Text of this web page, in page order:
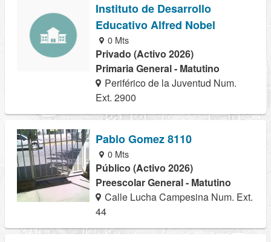
Instituto de Desarrollo
Educativo Alfred Nobel
0 Mts
Privado (Activo 2026)
Primaria General - Matutino
Periférico de la Juventud Num.
Ext. 2900
Pablo Gomez 8110
0 Mts
Público (Activo 2026)
Preescolar General - Matutino
Calle Lucha Campesina Num. Ext.
44